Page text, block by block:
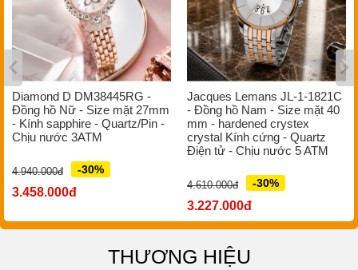
Diamond D DM38445RG -
Đồng hồ Nữ - Size mặt 27mm
- Kính sapphire - Quartz/Pin -
Chịu nước 3ATM
4.940.000đ -30%
3.458.000đ
Jacques Lemans JL-1-1821C
- Đồng hồ Nam - Size mặt 40
mm - hardened crystex
crystal Kính cứng - Quartz
Điện tử - Chịu nước 5 ATM
4.610.000đ -30%
3.227.000đ
THƯƠNG HIỆU